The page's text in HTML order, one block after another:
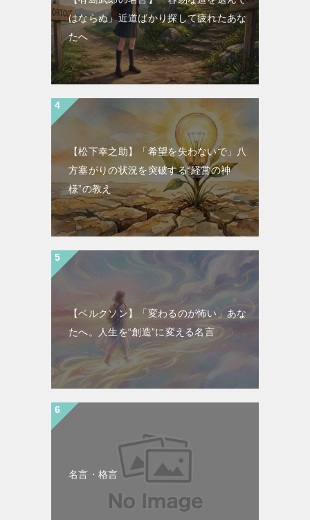
はならぬ」近道ばかり探して疲れたあな
たへ
【松下幸之助】「希望を失わないで」八
方塞がりの状況を突破する“経営の神
様”の教え
【ベルクソン】「変わるのが怖い」あな
たへ。人生を“創造”に変える名言
名言・格言